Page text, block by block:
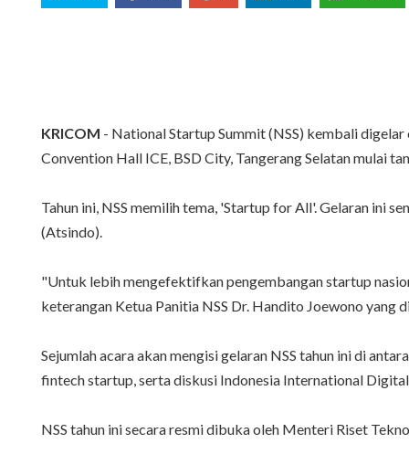
KRICOM - National Startup Summit (NSS) kembali
Convention Hall ICE, BSD City, Tangerang Selatan mulai
Tahun ini, NSS memilih tema, 'Startup for All'. Gelaran ini
(Atsindo).
"Untuk lebih mengefektifkan pengembangan startup
keterangan Ketua Panitia NSS Dr. Handito Joewono yang
Sejumlah acara akan mengisi gelaran NSS tahun ini di
fintech startup, serta diskusi Indonesia International Digital
NSS tahun ini secara resmi dibuka oleh Menteri Riset